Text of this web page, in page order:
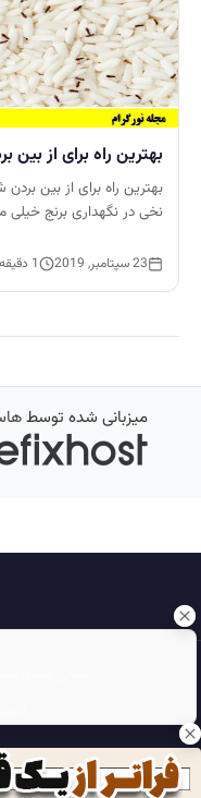
بهترین راه برای از
بهترین راه برای از بین
نخی در نگهداری برنج خیلی
23 سپتامبر, 2019 1 دقیقه مطالعه
میزبانی شده توسط
تمامی حقوق